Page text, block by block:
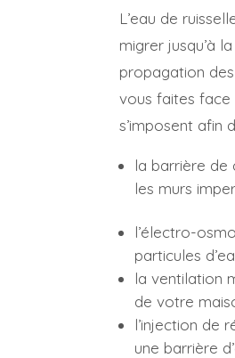
L’eau de
migrer jusqu’à
propagation
vous faites face
s’imposent afin
la barrière de
les murs
l’électro-
particules
la ventilation
de votre
l’injection de
une barrière